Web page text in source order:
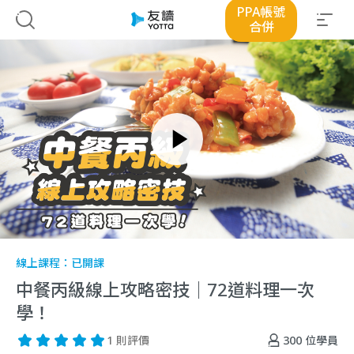
PPA帳號
合併
線上課程： 已開課
中餐丙級線上攻略密技｜72道料理一次
學！
300 位學員
1 則評價